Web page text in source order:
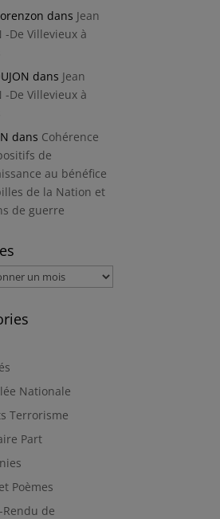
dans Jean
-De Villevieux à
dans Jean
-De Villevieux à
dans Cohérence
de
au bénéfice
de la Nation et
de guerre
Nationale
Terrorisme
Part
Poèmes
Rendu de